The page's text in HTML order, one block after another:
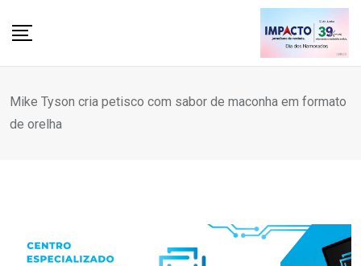
Mike Tyson cria petisco com sabor de maconha em formato
de orelha